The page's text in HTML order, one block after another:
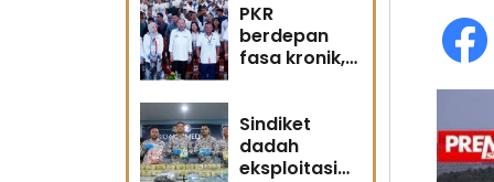
PKR
berdepan
fasa kronik,
memihak
Anwar?
Sindiket
dadah
eksploitasi